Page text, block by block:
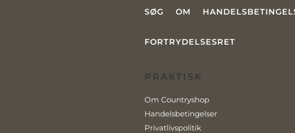
SØG OM
FORTRYDELSESRET
PRAKTISK
Om Countryshop
Handelsbetingelser
Privatlivspolitik